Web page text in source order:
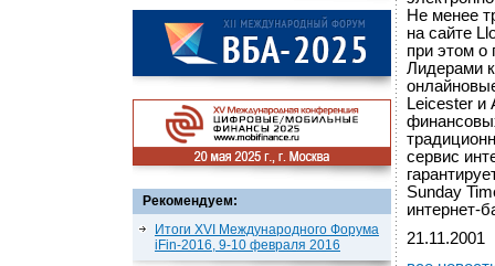
Рекомендуем:
Итоги XVI Международного Форума
iFin-2016, 9-10 февраля 2016
Не менее
на сайте
при этом о
Лидерами
Leicester и
сервис
Sunday
интернет-
21.11.2001